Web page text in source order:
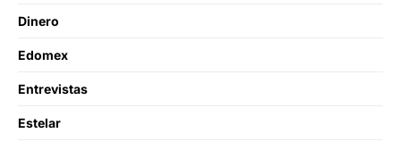
Dinero
Edomex
Entrevistas
Estelar